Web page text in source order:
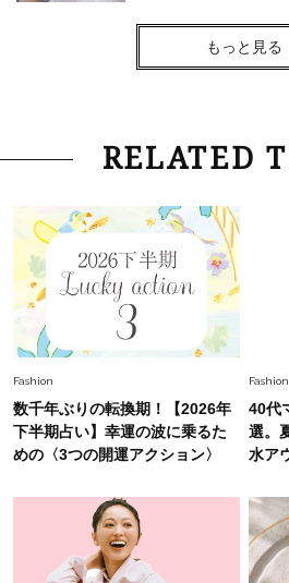
Lifestyle
26年夏の【開運アク
慣！「金運アップ→
Fashion 2026.6.12
中村ゆりさん「40代
Fashion 2026.7.16
白黒でもこんなに華
ップス×パンツ」コ
40代の夏通勤はこれ
「オシャレ」も整う
Fashion
初夏はこれさえあれ
で即涼しげ＆上品見
RELATED
Fashion
数千年ぶりの転換期！【2026年
下半期占い】幸運の波に乗るた
めの〈3つの開運アクション〉
Fashion
40代
選。
水ア